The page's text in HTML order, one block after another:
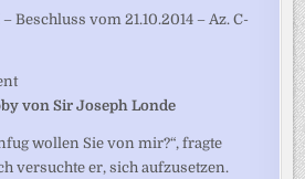
Beschluss vom 21.10.2014 – Az. C-
von Sir Joseph Londe
wollen Sie von mir?“, fragte
versuchte er, sich aufzusetzen.